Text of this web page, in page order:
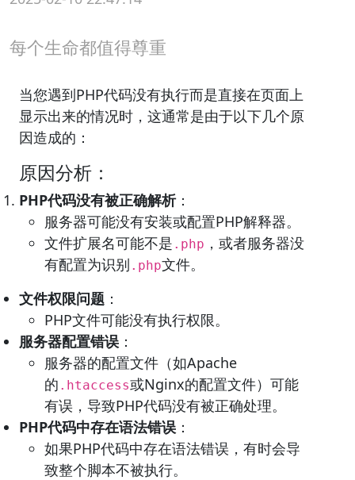
每个生命都值得尊重
当您遇到PHP代码没有执行而是直接在页面上
显示出来的情况时，这通常是由于以下几个原
因造成的：
原因分析：
PHP代码没有被正确解析：
服务器可能没有安装或配置PHP解释器。
文件扩展名可能不是 .php ，或者服务器没
有配置为识别 .php文件。
文件权限问题 ：
PHP文件可能没有执行权限。
服务器配置错误 ：
服务器的配置文件（如Apache
的 .htaccess或Nginx的配置文件）可能
有误，导致PHP代码没有被正确处理。
PHP代码中存在语法错误 ：
如果PHP代码中存在语法错误，有时会导
致整个脚本不被执行。